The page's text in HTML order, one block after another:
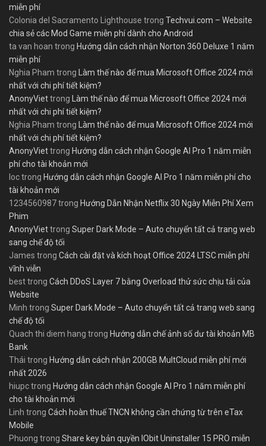
miễn phí
Colonia del Sacramento Lighthouse trong Techvui.com – Website
chia sẻ các Mod Game miễn phí dành cho Android
ta van hoan trong Hướng dẫn cách nhận Norton 360 Deluxe 1 năm
miễn phí
Nghia Pham trong Làm thế nào để mua Microsoft Office 2024 mới
nhất với chi phí tiết kiệm?
AnonyViettrong Làm thế nào để mua Microsoft Office 2024 mới
nhất với chi phí tiết kiệm?
Nghia Pham trong Làm thế nào để mua Microsoft Office 2024 mới
nhất với chi phí tiết kiệm?
AnonyViettrong Hướng dẫn cách nhận Google AI Pro 1 năm miễn
phí cho tài khoản mới
loctrong Hướng dẫn cách nhận Google AI Pro 1 năm miễn phí cho
tài khoản mới
1234560987trong Hướng Dẫn Nhận Netflix 30 Ngày Miễn Phí Xem
Phim
AnonyViettrong Super Dark Mode – Auto chuyển tất cả trang web
sang chế độ tối
James trong Cách cài đặt và kích hoạt Office 2024 LTSC miễn phí
vĩnh viễn
besttrong Cách DDoS Layer 7 bằng Overload thử sức chịu tải của
Website
Minh trong Super Dark Mode – Auto chuyển tất cả trang web sang
chế độ tối
Quach thi diem hang trong Hướng dẫn chế ảnh số dư tài khoản MB
Bank
Thái trong Hướng dẫn cách nhận 200GB MultCloud miễn phí mới
nhất 2026
hiupctrong Hướng dẫn cách nhận Google AI Pro 1 năm miễn phí
cho tài khoản mới
Linh trong Cách hoàn thuế TNCN không cần chứng từ trên eTax
Mobile
Phuong trong Share key bản quyền IObit Uninstaller 15 PRO miễn